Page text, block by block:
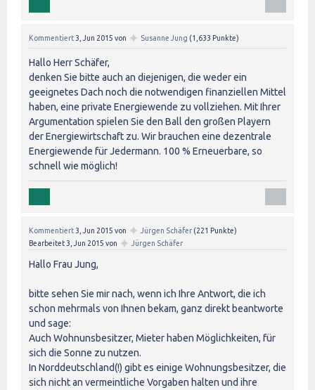
Kommentiert 3, Jun 2015 von ✦ Susanne Jung (1,633 Punkte)
Hallo Herr Schäfer,
denken Sie bitte auch an diejenigen, die weder ein
geeignetes Dach noch die notwendigen finanziellen Mittel
haben, eine private Energiewende zu vollziehen. Mit Ihrer
Argumentation spielen Sie den Ball den großen Playern
der Energiewirtschaft zu. Wir brauchen eine dezentrale
Energiewende für Jedermann. 100 % Erneuerbare, so
schnell wie möglich!
Kommentiert 3, Jun 2015 von ✦ Jürgen Schäfer (221 Punkte)
Bearbeitet 3, Jun 2015 von ✦ Jürgen Schäfer
Hallo Frau Jung,
bitte sehen Sie mir nach, wenn ich Ihre Antwort, die ich
schon mehrmals von Ihnen bekam, ganz direkt beantworte
und sage:
Auch Wohnunsbesitzer, Mieter haben Möglichkeiten, für
sich die Sonne zu nutzen.
In Norddeutschland(!) gibt es einige Wohnungsbesitzer, die
sich nicht an vermeintliche Vorgaben halten und ihre